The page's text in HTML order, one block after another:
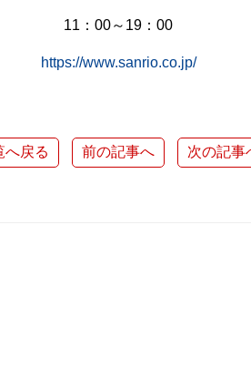
11：00～19：00
https://www.sanrio.co.jp/
へ戻る 前の記事へ 次の記事